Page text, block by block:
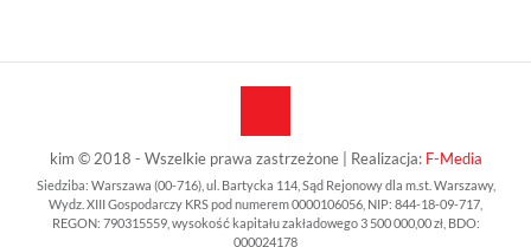
kim © 2018 - Wszelkie prawa zastrzeżone | Realizacja: F-Media
Siedziba: Warszawa (00-716), ul. Bartycka 114, Sąd Rejonowy dla m.st. Warszawy,
Wydz. XIII Gospodarczy KRS pod numerem 0000106056, NIP: 844-18-09-717,
REGON: 790315559, wysokość kapitału zakładowego 3 500 000,00 zł, BDO:
000024178